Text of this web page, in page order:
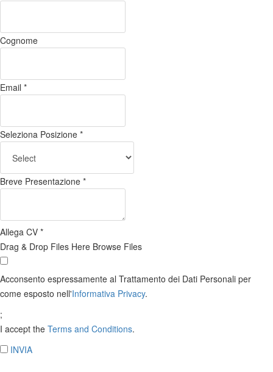
Cognome
Email *
Seleziona Posizione *
Breve Presentazione *
Allega CV *
Drag & Drop Files Here Browse Files
Acconsento espressamente al Trattamento dei Dati Personali per
come esposto nell'Informativa Privacy.
;
I accept the Terms and Conditions.
INVIA